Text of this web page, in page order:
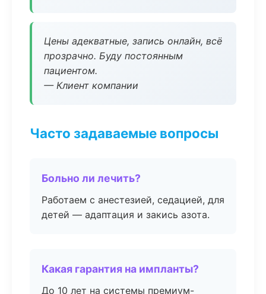
Цены адекватные, запись онлайн, всё
прозрачно. Буду постоянным
пациентом.
— Клиент компании
Часто задаваемые вопросы
Больно ли лечить?
Работаем с анестезией, седацией, для
детей — адаптация и закись азота.
Какая гарантия на импланты?
До 10 лет на системы премиум-